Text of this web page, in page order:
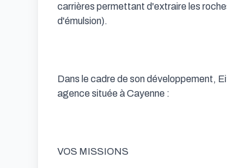
carrières permettant d'extraire les
d'émulsion).
Dans le cadre de son développement,
agence située à Cayenne :
VOS MISSIONS